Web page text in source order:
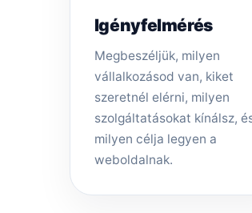
Igényfelmérés
Megbeszéljük, milyen
vállalkozásod van, kiket
szeretnél elérni, milyen
szolgáltatásokat kínálsz,
milyen célja legyen a
weboldalnak.